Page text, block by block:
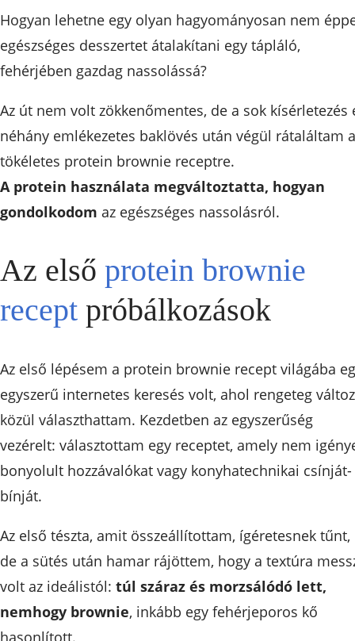
Hogyan lehetne egy olyan hagyományosan nem
egészséges desszertet átalakítani egy tápláló,
fehérjében gazdag nassolássá?
Az út nem volt zökkenőmentes, de a sok kísérletezés
néhány emlékezetes baklövés után végül rátaláltam a
tökéletes protein brownie receptre.
A protein használata megváltoztatta, hogyan
gondolkodom az egészséges nassolásról.
Az első protein brownie
recept próbálkozások
Az első lépésem a protein brownie recept világába
egyszerű internetes keresés volt, ahol rengeteg
közül választhattam. Kezdetben az egyszerűség
vezérelt: választottam egy receptet, amely nem
bonyolult hozzávalókat vagy konyhatechnikai csínját-
bínját.
Az első tészta, amit összeállítottam, ígéretesnek tűnt,
de a sütés után hamar rájöttem, hogy a textúra
volt az ideálistól: túl száraz és morzsálódó lett,
nemhogy brownie, inkább egy fehérjeporos kő